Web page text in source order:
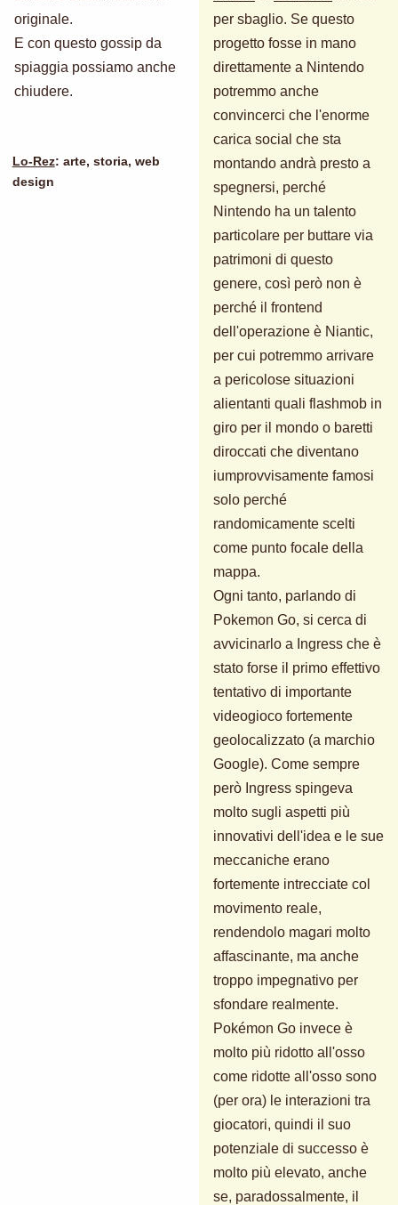
originale.
E con questo gossip da
spiaggia possiamo anche
chiudere.
Lo-Rez: arte, storia, web
design
per sbaglio. Se questo
progetto fosse in mano
direttamente a Nintendo
potremmo anche
convincerci che l'enorme
carica social che sta
montando andrà presto a
spegnersi, perché
Nintendo ha un talento
particolare per buttare via
patrimoni di questo
genere, così però non è
perché il frontend
dell'operazione è Niantic,
per cui potremmo arrivare
a pericolose situazioni
alientanti quali flashmob in
giro per il mondo o baretti
diroccati che diventano
iumprovvisamente famosi
solo perché
randomicamente scelti
come punto focale della
mappa.
Ogni tanto, parlando di
Pokemon Go, si cerca di
avvicinarlo a Ingress che è
stato forse il primo effettivo
tentativo di importante
videogioco fortemente
geolocalizzato (a marchio
Google). Come sempre
però Ingress spingeva
molto sugli aspetti più
innovativi dell'idea e le sue
meccaniche erano
fortemente intrecciate col
movimento reale,
rendendolo magari molto
affascinante, ma anche
troppo impegnativo per
sfondare realmente.
Pokémon Go invece è
molto più ridotto all'osso
come ridotte all'osso sono
(per ora) le interazioni tra
giocatori, quindi il suo
potenziale di successo è
molto più elevato, anche
se, paradossalmente, il